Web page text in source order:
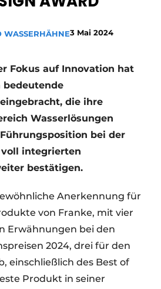
Erklärung
Schränke
WASSERHÄHNE3 Mai 2024
Fokus auf Innovation hat
bedeutende
die ihre
Wasserlösungen
bei der
integrierten
bestätigen.
Anerkennung für
von Franke, mit vier
Erwähnungen bei den
2024, drei für den
einschließlich des Best of
Produkt in seiner